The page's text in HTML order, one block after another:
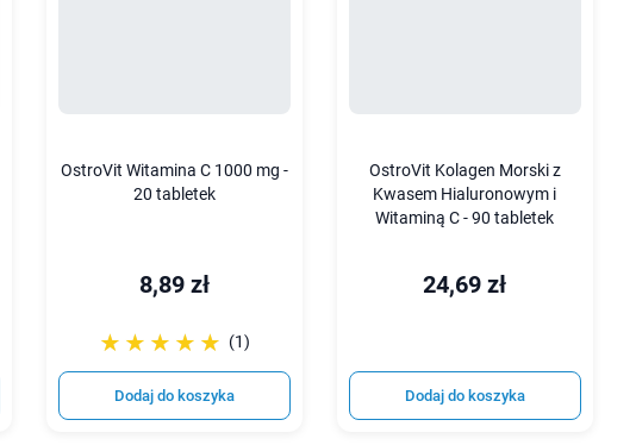
OstroVit Witamina C 1000 mg -
20 tabletek
8,89 zł
☆☆☆☆☆
★★★★★ (1)
Dodaj do koszyka
OstroVit Kolagen Morski z
Kwasem Hialuronowym i
Witaminą C - 90 tabletek
24,69 zł
Dodaj do koszyka